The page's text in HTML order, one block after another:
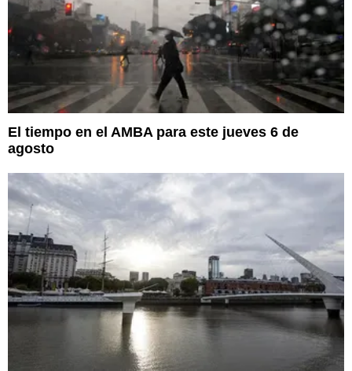
El tiempo en el AMBA para este jueves 6 de
agosto